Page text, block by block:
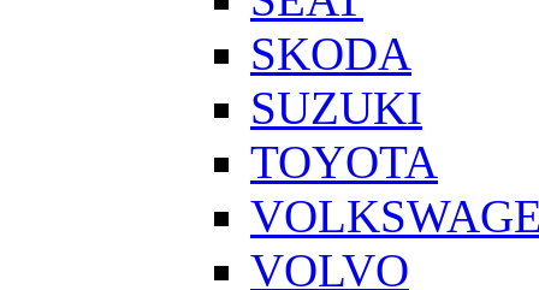
SKODA
SUZUKI
TOYOTA
VOLVO